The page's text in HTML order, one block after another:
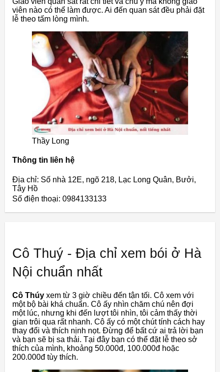
viên nào có thể làm được. Ai đến quan sát đều phải đặt
lễ theo tấm lòng mình.
Thầy Long
Thông tin liên hệ
Địa chỉ: Số nhà 12E, ngõ 218, Lạc Long Quân, Bưởi,
Tây Hồ
Số điện thoại: 0984133133
Cô Thuý - Địa chỉ xem bói ở Hà
Nội chuẩn nhất
Cô Thúy xem từ 3 giờ chiều đến tận tối. Cô xem với
một bộ bài khá chuẩn. Cô ấy nhìn chăm chú nên đợi
một lúc, nhưng khi đến lượt tôi nhìn, tôi cảm thấy thời
gian trôi qua rất nhanh. Cô ấy có một chút tính cách hay
thay đổi và thích nịnh nọt. Đừng để bất cứ ai trả lời bạn
và bạn sẽ bị sa thải. Tại đây bạn có thể đặt lễ theo sở
thích của mình, khoảng 50.000đ, 100.000đ hoặc
200.000đ tùy thích.